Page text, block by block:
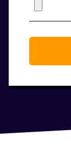
staan voor